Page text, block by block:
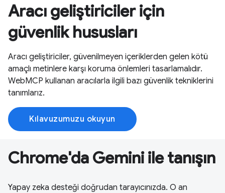
Aracı geliştiriciler için
güvenlik hususları
Aracı geliştiriciler, güvenilmeyen içeriklerden gelen kötü
amaçlı metinlere karşı koruma önlemleri tasarlamalıdır.
WebMCP kullanan aracılarla ilgili bazı güvenlik tekniklerini
tanımlarız.
Kılavuzumuzu okuyun
Chrome'da Gemini ile tanışın
Yapay zeka desteği doğrudan tarayıcınızda. O an